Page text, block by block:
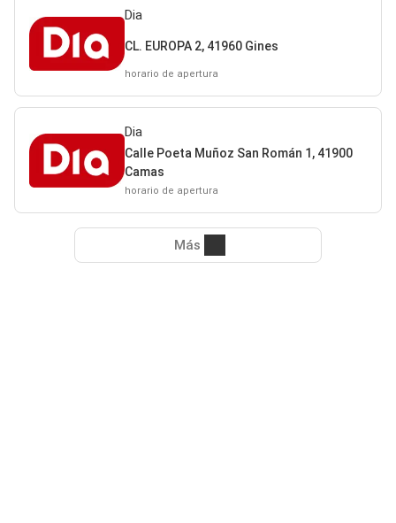
Dia
CL. EUROPA 2, 41960 Gines
horario de apertura
Dia
Calle Poeta Muñoz San Román 1, 41900
Camas
horario de apertura
Más